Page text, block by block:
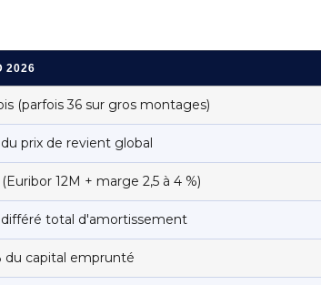
2026
(parfois 36 sur gros montages)
prix de revient global
(Euribor 12M + marge 2,5 à 4 %)
total d'amortissement
du capital emprunté